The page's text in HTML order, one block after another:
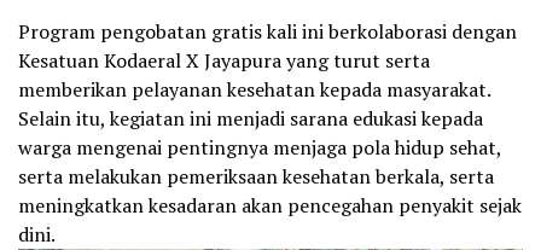
Program pengobatan gratis kali ini berkolaborasi dengan
Kesatuan Kodaeral X Jayapura yang turut serta
memberikan pelayanan kesehatan kepada masyarakat.
Selain itu, kegiatan ini menjadi sarana edukasi kepada
warga mengenai pentingnya menjaga pola hidup sehat,
serta melakukan pemeriksaan kesehatan berkala, serta
meningkatkan kesadaran akan pencegahan penyakit sejak
dini.